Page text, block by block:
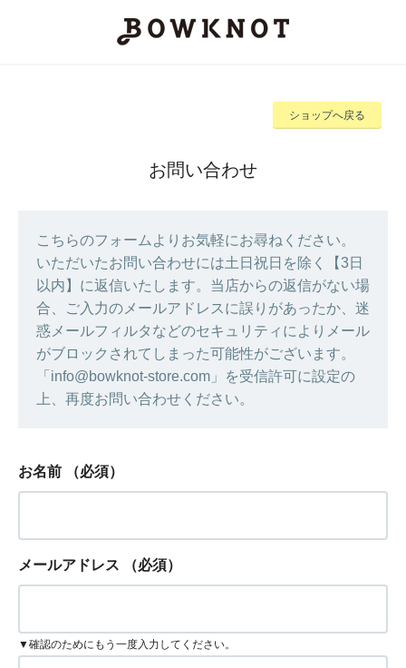
ショップへ戻る
お問い合わせ
こちらのフォームよりお気軽にお尋ねください。
いただいたお問い合わせには土日祝日を除く【3日
以内】に返信いたします。当店からの返信がない場
合、ご入力のメールアドレスに誤りがあったか、迷
惑メールフィルタなどのセキュリティによりメール
がブロックされてしまった可能性がございます。
「info@bowknot-store.com」を受信許可に設定の
上、再度お問い合わせください。
お名前 （必須）
メールアドレス （必須）
▼確認のためにもう一度入力してください。